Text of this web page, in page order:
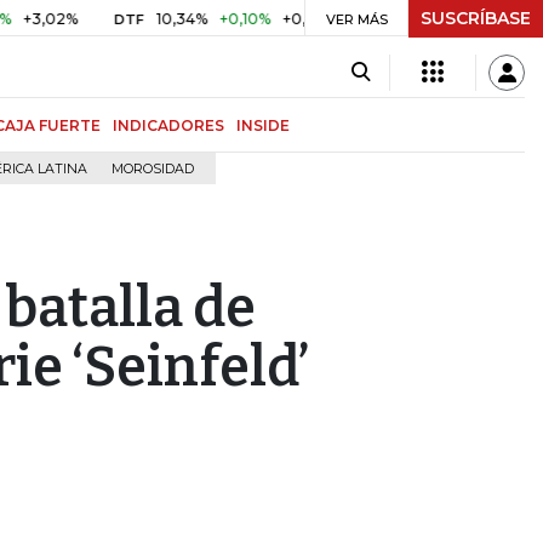
DTF 10,34% +0,10% +0,98% UVR $ 416,86 +$ 0,05
VER MÁS SUSCRÍBASE
FUERTE INDICADORES INSIDE
LATINA MOROSIDAD
de
‘Seinfeld’